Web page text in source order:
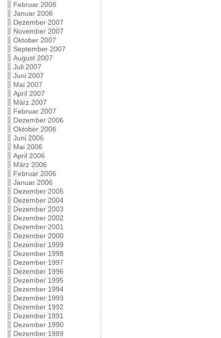
Februar 2008
Januar 2008
Dezember 2007
November 2007
Oktober 2007
September 2007
August 2007
Juli 2007
Juni 2007
Mai 2007
April 2007
März 2007
Februar 2007
Dezember 2006
Oktober 2006
Juni 2006
Mai 2006
April 2006
März 2006
Februar 2006
Januar 2006
Dezember 2005
Dezember 2004
Dezember 2003
Dezember 2002
Dezember 2001
Dezember 2000
Dezember 1999
Dezember 1998
Dezember 1997
Dezember 1996
Dezember 1995
Dezember 1994
Dezember 1993
Dezember 1992
Dezember 1991
Dezember 1990
Dezember 1989